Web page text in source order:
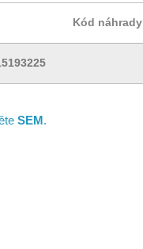
Kód náhrady
SEM.